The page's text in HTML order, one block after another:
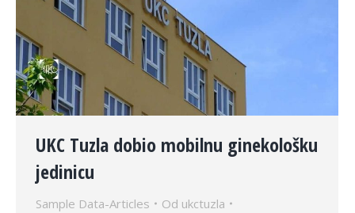
UKC Tuzla dobio mobilnu ginekološku
jedinicu
Sample Data-Articles Od ukctuzla